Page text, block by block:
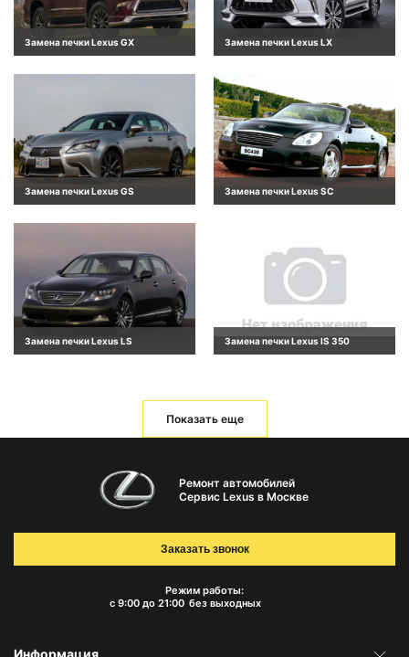
Замена печки Lexus GX Замена печки Lexus LX
Замена печки Lexus GS Замена печки Lexus SC
Замена печки Lexus LS Замена печки Lexus IS 350
Показать еще
Ремонт автомобилей
Сервис Lexus в Москве
Режим работы:
с 9:00 до 21:00 без выходных
Заказать звонок